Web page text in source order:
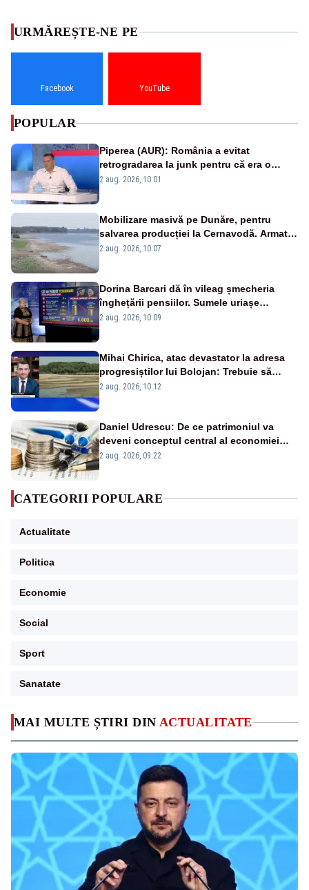
MAI MULTE ȘTIRI DIN ACTUALITATE
URMĂREȘTE-NE PE
Facebook YouTube
POPULAR
Piperea (AUR): România a evitat
retrogradarea la junk pentru că era o
catastrofă pentru bănci și fondurile de
2 aug. 2026, 10:01
Mobilizare masivă pe Dunăre, pentru
salvarea producției la Cernavodă. Armata
va detona o stâncă și va devia apa
2 aug. 2026, 10:07
Dorina Barcari dă în vileag șmecheria
înghețării pensiilor. Sumele uriașe
pierdute de fiecare român
2 aug. 2026, 10:09
Mihai Chirica, atac devastator la adresa
progresiștilor lui Bolojan: Trebuie să
protejăm și natura, dar nu șținem omaneii
2 aug. 2026, 10:12
Daniel Udrescu: De ce patrimoniul va
deveni conceptul central al economiei
viitoare?
2 aug. 2026, 09:22
CATEGORII POPULARE
Actualitate
Politica
Economie
Social
Sport
Sanatate